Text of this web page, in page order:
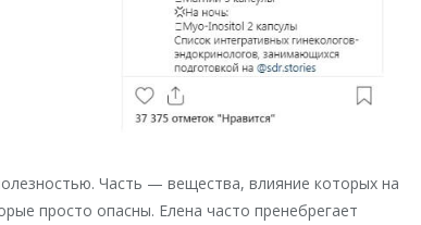
Часть — вещества, влияние которых на
просто опасны. Елена часто пренебрегает